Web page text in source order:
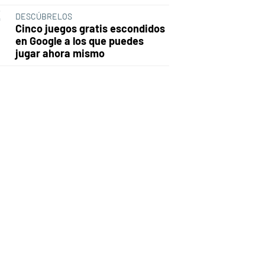
DESCÚBRELOS
Cinco juegos gratis escondidos
en Google a los que puedes
jugar ahora mismo